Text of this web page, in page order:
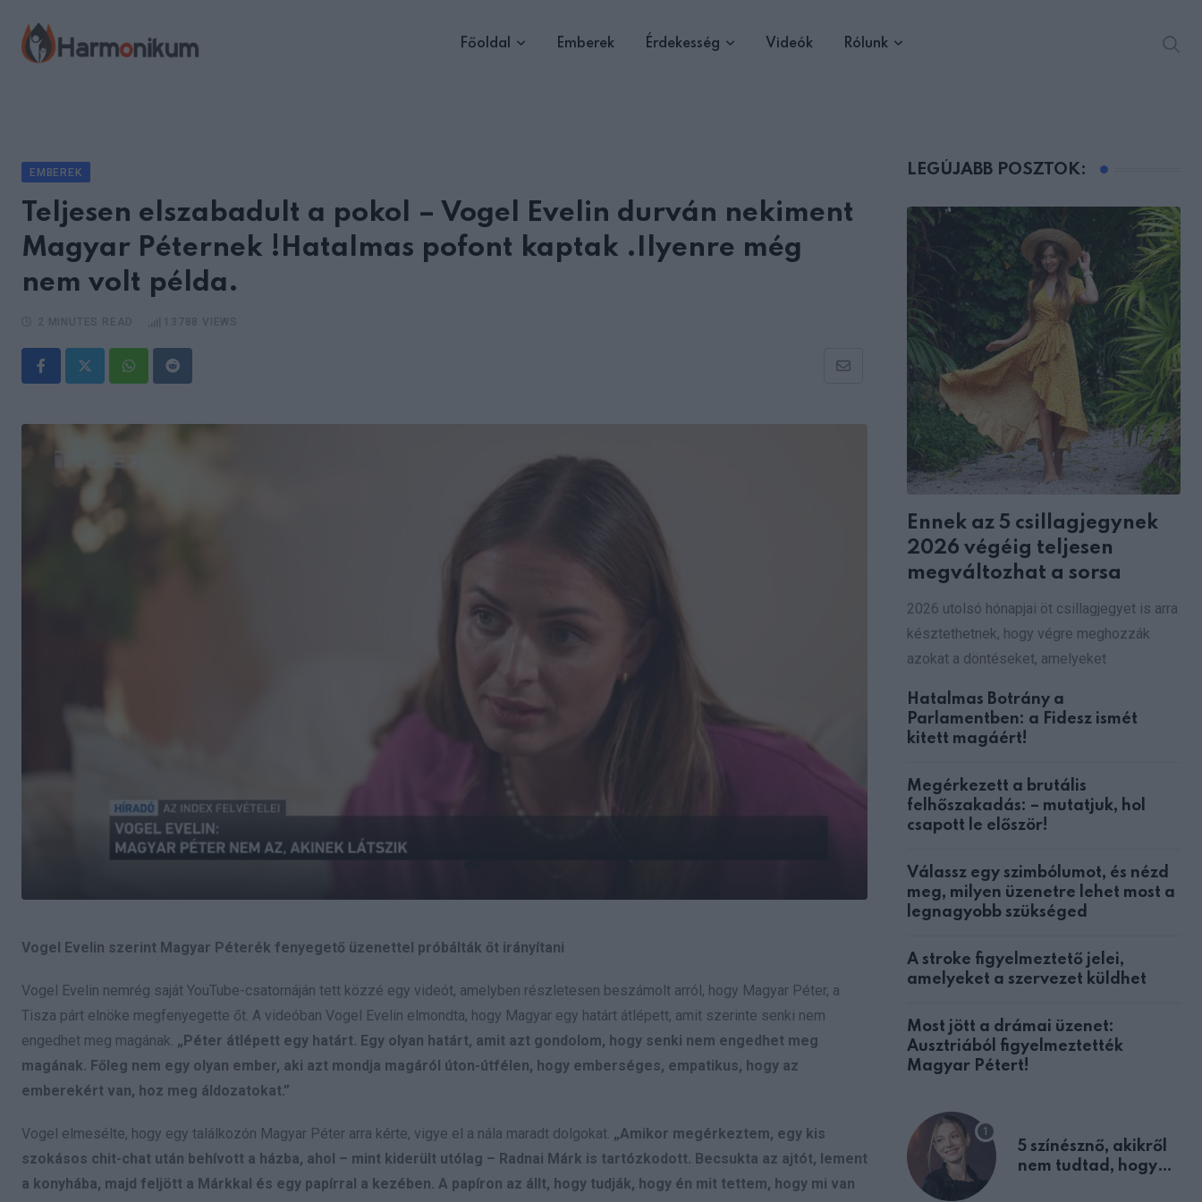
content
Főoldal Emberek Érdekesség Videók Rólunk
EMBEREK
Teljesen elszabadult a pokol – Vogel Evelin durván nekiment
Magyar Péternek !Hatalmas pofont kaptak .Ilyenre még
nem volt példa.
WhatsappReddit
Share
Email
Vogel Evelin szerint Magyar Péterék fenyegető üzenettel próbálták őt irányítani
Vogel Evelin nemrég saját YouTube-csatornáján tett közzé egy videót, amelyben részletesen beszámolt arról, hogy Magyar Péter, a
Tisza párt elnöke megfenyegette őt. A videóban Vogel Evelin elmondta, hogy Magyar egy határt átlépett, amit szerinte senki nem
engedhet meg magának. „Péter átlépett egy határt. Egy olyan határt, amit azt gondolom, hogy senki nem engedhet meg
magának. Főleg nem egy olyan ember, aki azt mondja magáról úton-útfélen, hogy emberséges, empatikus, hogy az
emberekért van, hoz meg áldozatokat.”
Vogel elmesélte, hogy egy találkozón Magyar Péter arra kérte, vigye el a nála maradt dolgokat. „Amikor megérkeztem, egy kis
szokásos chit-chat után behívott a házba, ahol – mint kiderült utólag – Radnai Márk is tartózkodott. Becsukta az ajtót, lement
a konyhába, majd feljött a Márkkal és egy papírral a kezében. A papíron az állt, hogy tudják, hogy én mit tettem, hogy mi van
LEGÚJABB POSZTOK:
Ennek az 5 csillagjegynek
2026 végéig teljesen
megváltozhat a sorsa
2026 utolsó hónapjai öt csillagjegyet is arra
késztethetnek, hogy végre meghozzák
azokat a döntéseket, amelyeket
Hatalmas Botrány a
Parlamentben: a Fidesz ismét
kitett magáért!
Megérkezett a brutális
felhőszakadás: – mutatjuk, hol
csapott le először!
Válassz egy szimbólumot, és nézd
meg, milyen üzenetre lehet most a
legnagyobb szükséged
A stroke figyelmeztető jelei,
amelyeket a szervezet küldhet
Most jött a drámai üzenet:
Ausztriából figyelmeztették
Magyar Pétert!
5 színésznő, akikről
nem tudtad, hogy